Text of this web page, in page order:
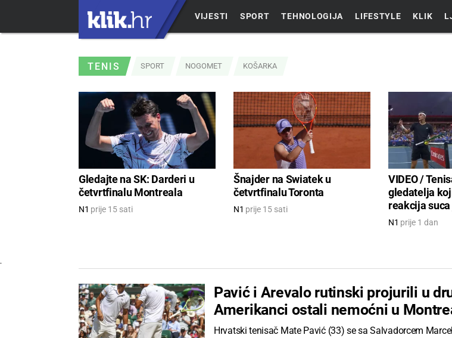
VIJESTI SPORT TEHNOLOGIJA LIFESTYLE KLIK
TENIS SPORT NOGOMET KOŠARKA
Gledajte na SK: Darderi u
četvrtfinalu Montreala
N1 prije 15 sati
Šnajder na Swiatek u
četvrtfinalu Toronta
N1 prije 15 sati
VIDEO /
gledatelja
reakcija
N1 prije 1 dan
-
Pavić i Arevalo rutinski projurili u
Amerikanci ostali nemoćni u
Hrvatski tenisač Mate Pavić (33) se sa Salvadorcem